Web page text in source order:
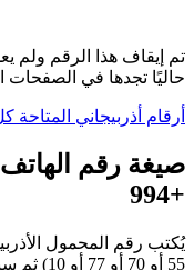
حاليًا تجدها في الصفحات
أرقام أذربيجاني المتاحة
صيغة رقم
+994
يُكتب رقم المحمول
55 أو 70 أو 77 أو 10) ثم سبع خانات: